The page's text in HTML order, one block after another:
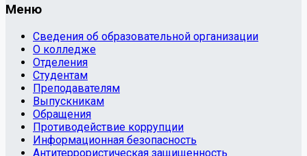
Меню
Сведения об образовательной организации
О колледже
Отделения
Студентам
Преподавателям
Выпускникам
Обращения
Противодействие коррупции
Информационная безопасность
Антитеррористическая защищенность